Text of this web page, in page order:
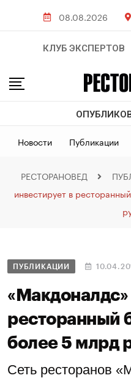
08.08.2026
КЛУБ ЭКСПЕРТОВ
Новости Публикации
РЕСТОРАНОВЕД
инвестирует в
ПУБЛИКАЦИИ
«Макдоналдс»
ресторанный
более 5 млрд
Сеть ресторанов